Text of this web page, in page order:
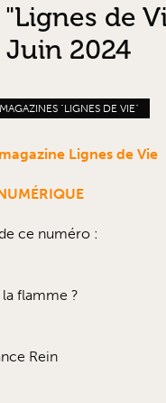
de
Juin 2024
MAGAZINES "LIGNES DE VIE"
Lignes de Vie
ce numéro :
flamme ?
Rein